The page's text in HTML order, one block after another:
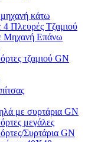
κάτω
Πλευρές Τζαμιού
Μηχανή Επάνω
τζαμιού GN
με συρτάρια GN
μεγάλες
Συρτάρια GN